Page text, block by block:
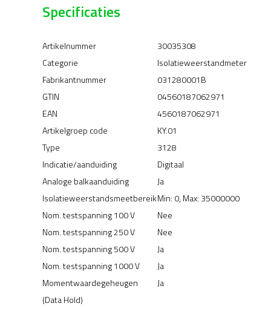
Specificaties
Artikelnummer
30035308
Categorie
Isolatieweerstandmeter
Fabrikantnummer
031280001B
GTIN
04560187062971
EAN
4560187062971
Artikelgroep code
KY.01
Type
3128
Indicatie/aanduiding
Digitaal
Analoge balkaanduiding
Ja
IsolatieweerstandsmeetbereikMin: 0, Max: 35000000
Nom. testspanning 100 V
Nee
Nom. testspanning 250 V
Nee
Nom. testspanning 500 V
Ja
Nom. testspanning 1000 V
Ja
Momentwaardegeheugen
(Data Hold)
Ja